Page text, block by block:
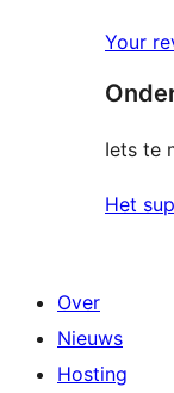
Your
Iets te
Het
Over
Nieuws
Hosting